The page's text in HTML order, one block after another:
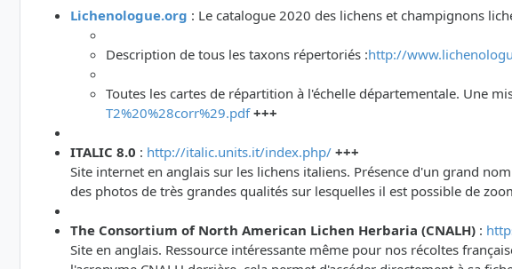
Lichenologue.org : Le catalogue 2020 des lichens et champignons
Description de tous les taxons répertoriés :http://
Toutes les cartes de répartition à l'échelle départementale. Une
T2%20%28corr%29.pdf +++
ITALIC 8.0 : http://italic.units.it/index.php/ +++
Site internet en anglais sur les lichens italiens. Présence d'un grand
des photos de très grandes qualités sur lesquelles il est possible de
The Consortium of North American Lichen Herbaria (CNALH) :
Site en anglais. Ressource intéressante même pour nos récoltes